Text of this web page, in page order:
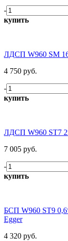
-
купить
ЛДСП W960 SM
4 750 руб.
-
купить
ЛДСП W960 ST7
7 005 руб.
-
купить
БСП W960 ST9
Egger
4 320 руб.